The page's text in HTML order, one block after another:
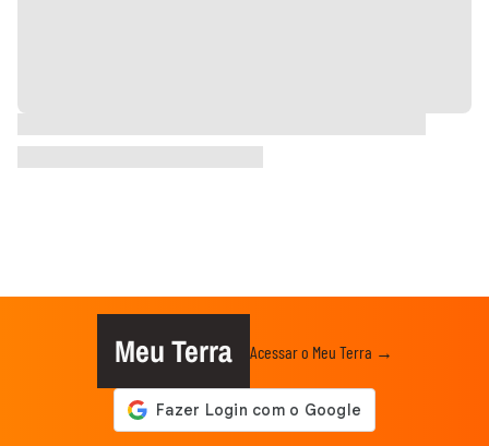
Meu Terra Acessar o Meu Terra →